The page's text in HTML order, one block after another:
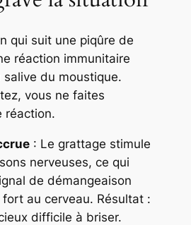
qui suit une piqûre de
réaction immunitaire
salive du moustique.
vous ne faites
réaction.
: Le grattage stimule
nerveuses, ce qui
de démangeaison
au cerveau. Résultat :
difficile à briser.